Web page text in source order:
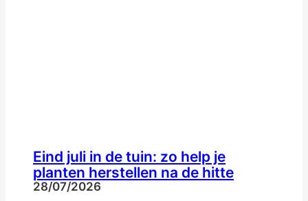
Eind juli in de tuin: zo help je
planten herstellen na de hitte
28/07/2026